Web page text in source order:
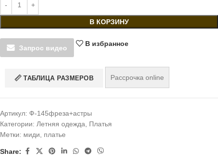
В КОРЗИНУ
Запрос видео
В избранное
ТАБЛИЦА РАЗМЕРОВ Рассрочка online
Артикул: Ф-145фреза+астры
Категории: Летняя одежда, Платья
Метки: миди, платье
Share: